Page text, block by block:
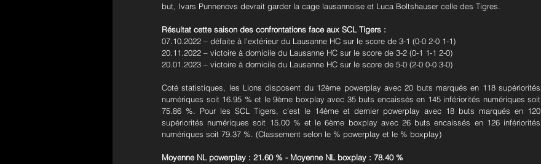
but, Ivars Punnenovs devrait garder la cage lausannoise et Luca Boltshauser celle des Tigres.
Résultat cette saison des confrontations face aux SCL Tigers :
07.10.2022 – défaite à l’extérieur du Lausanne HC sur le score de 3-1 (0-0 2-0 1-1)
20.11.2022 – victoire à domicile du Lausanne HC sur le score de 3-2 (0-1 1-1 2-0)
20.01.2023 – victoire à domicile du Lausanne HC sur le score de 5-0 (2-0 0-0 3-0)
Coté statistiques, les Lions disposent du 12ème powerplay avec 20 buts marqués en 118 supériorités
numériques soit 16.95 % et le 9ème boxplay avec 35 buts encaissés en 145 infériorités numériques soit
75.86 %. Pour les SCL Tigers, c’est le 14ème et dernier powerplay avec 18 buts marqués en 120
supériorités numériques soit 15.00 % et le 6ème boxplay avec 26 buts encaissés en 126 infériorités
numériques soit 79.37 %. (Classement selon le % powerplay et le % boxplay)
Moyenne NL powerplay : 21.60 % - Moyenne NL boxplay : 78.40 %